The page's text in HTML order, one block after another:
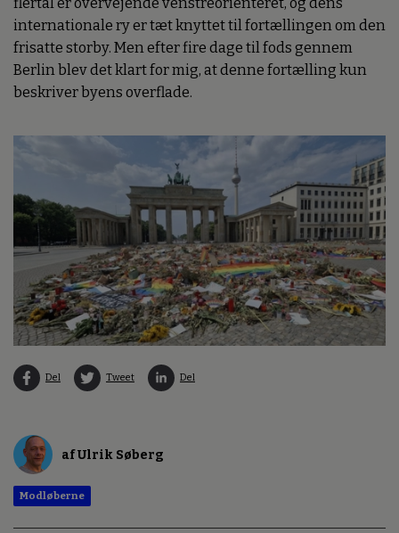
flertal er overvejende venstreorienteret, og dens
internationale ry er tæt knyttet til fortællingen om den
frisatte storby. Men efter fire dage til fods gennem
Berlin blev det klart for mig, at denne fortælling kun
beskriver byens overflade.
Del Tweet Del
af Ulrik Søberg
Modløberne